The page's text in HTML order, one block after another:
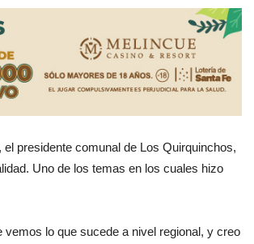
, el presidente comunal de Los Quirquinchos,
Uno de los temas en los cuales hizo
lo que sucede a nivel regional, y creo